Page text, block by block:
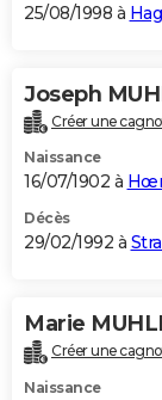
25/08/1998 à
Joseph
Créer une
Naissance
16/07/1902 à
Décès
29/02/1992 à
Marie
Créer une
Naissance